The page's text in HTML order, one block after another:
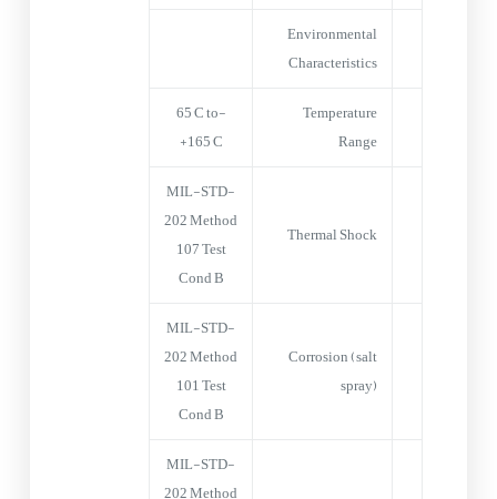
Environmental
Characteristics
Temperature
Range
-65°C to
+165°C
Thermal Shock
MIL-STD-
202 Method
107 Test
Cond B
Corrosion (salt
spray)
MIL-STD-
202 Method
101 Test
Cond B
MIL-STD-
202 Method